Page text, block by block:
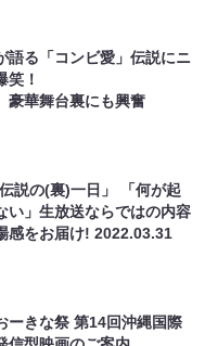
語る「コンビ愛」伝説にニ
笑！
豪華舞台裏にも興奮
説の(裏)一日」 「何が起
い」生放送ならではの内容
感をお届け!2022.03.31
ーきな祭 第14回沖縄国際